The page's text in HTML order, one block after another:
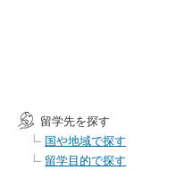
留学先を探す
国や地域で探す
留学目的で探す